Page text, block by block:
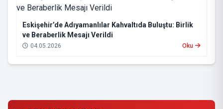
Eskişehir’de Adıyamanlılar Kahvaltıda Buluştu: Birlik
ve Beraberlik Mesajı Verildi
04.05.2026 Oku